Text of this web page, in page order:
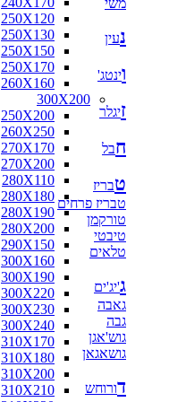
250X120
250X130
250X150
250X170
260X160
300X200
250X200
260X250
270X170
270X200
280X110
280X180
280X190
280X200
290X150
300X160
300X190
300X220
300X230
300X240
310X170
310X180
310X200
310X210
משי
נעין
וינטג'
זיגלר
חבל
טבריז
טבריז פרחים
טורקמן
טיבטי
טלאים
ג'יג'ים
גאבה
גבה
גוש'אגן
גושאגאן
דורוחש
160X160
170X120
170X125
170X160
180X110
180X115
180X120
180X130
180X140
180X160
180X180
190X130
200X100
200X130
200X140
200X150
200X80
210X130
210X140
210X240
216X250
220X100
220X110
220X120
220X130